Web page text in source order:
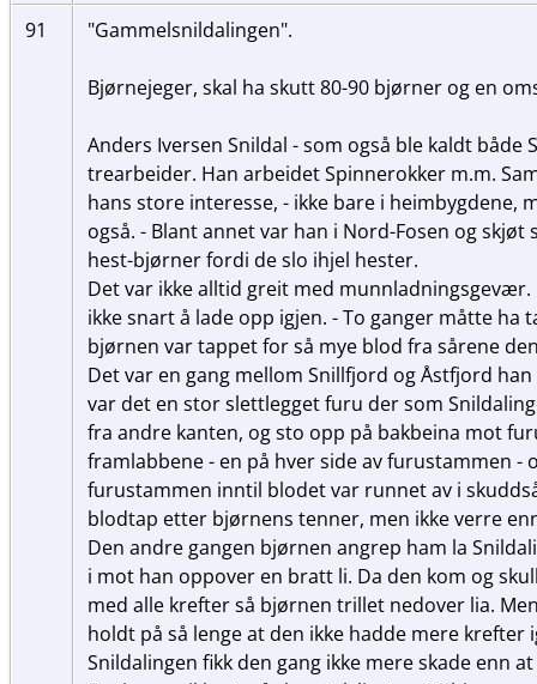
91
"Gammelsnildalingen".
Bjørnejeger, skal ha skutt 80-90 bjørner og en
Anders Iversen Snildal - som også ble kaldt
trearbeider. Han arbeidet Spinnerokker m.m.
hans store interesse, - ikke bare i heimbygdene,
også. - Blant annet var han i Nord-Fosen og
hest-bjørner fordi de slo ihjel hester.
Det var ikke alltid greit med
ikke snart å lade opp igjen. - To ganger måtte ha
bjørnen var tappet for så mye blod fra sårene
Det var en gang mellom Snillfjord og Åstfjord
var det en stor slettlegget furu der som
fra andre kanten, og sto opp på bakbeina mot
framlabbene - en på hver side av furustammen -
furustammen inntil blodet var runnet av i
blodtap etter bjørnens tenner, men ikke verre
Den andre gangen bjørnen angrep ham la
i mot han oppover en bratt li. Da den kom og
med alle krefter så bjørnen trillet nedover lia.
holdt på så lenge at den ikke hadde mere
Snildalingen fikk den gang ikke mere skade enn